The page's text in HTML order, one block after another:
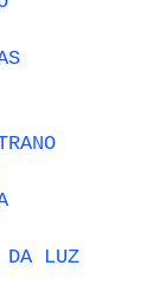
DA LUZ